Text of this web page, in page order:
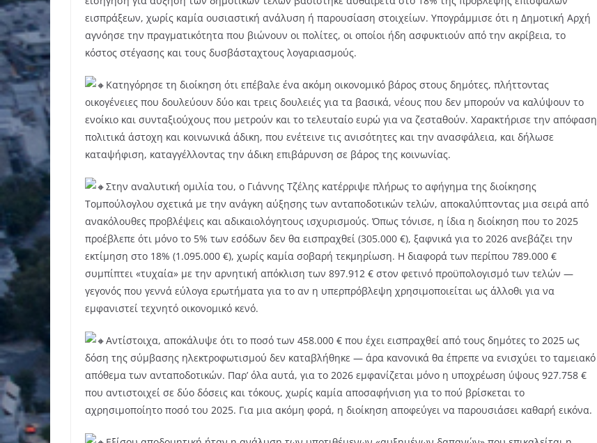
εισπράξεων, χωρίς καμία ουσιαστική ανάλυση ή παρουσίαση στοιχείων. Υπογράμμισε ότι η Δημοτική Αρχή
αγνόησε την πραγματικότητα που βιώνουν οι πολίτες, οι οποίοι ήδη ασφυκτιούν από την ακρίβεια, το
κόστος στέγασης και τους δυσβάσταχτους λογαριασμούς.
Κατηγόρησε τη διοίκηση ότι επέβαλε ένα ακόμη οικονομικό βάρος στους δημότες, πλήττοντας
οικογένειες που δουλεύουν δύο και τρεις δουλειές για τα βασικά, νέους που δεν μπορούν να καλύψουν το
ενοίκιο και συνταξιούχους που μετρούν και το τελευταίο ευρώ για να ζεσταθούν. Χαρακτήρισε την απόφαση
πολιτικά άστοχη και κοινωνικά άδικη, που ενέτεινε τις ανισότητες και την ανασφάλεια, και δήλωσε
καταψήφιση, καταγγέλλοντας την άδικη επιβάρυνση σε βάρος της κοινωνίας.
Στην αναλυτική ομιλία του, ο Γιάννης Τζέλης κατέρριψε πλήρως το αφήγημα της διοίκησης
Τομπούλογλου σχετικά με την ανάγκη αύξησης των ανταποδοτικών τελών, αποκαλύπτοντας μια σειρά από
ανακόλουθες προβλέψεις και αδικαιολόγητους ισχυρισμούς. Όπως τόνισε, η ίδια η διοίκηση που το 2025
προέβλεπε ότι μόνο το 5% των εσόδων δεν θα εισπραχθεί (305.000 €), ξαφνικά για το 2026 ανεβάζει την
εκτίμηση στο 18% (1.095.000 €), χωρίς καμία σοβαρή τεκμηρίωση. Η διαφορά των περίπου 789.000 €
συμπίπτει «τυχαία» με την αρνητική απόκλιση των 897.912 € στον φετινό προϋπολογισμό των τελών —
γεγονός που γεννά εύλογα ερωτήματα για το αν η υπερπρόβλεψη χρησιμοποιείται ως άλλοθι για να
εμφανιστεί τεχνητό οικονομικό κενό.
Αντίστοιχα, αποκάλυψε ότι το ποσό των 458.000 € που έχει εισπραχθεί από τους δημότες το 2025 ως
δόση της σύμβασης ηλεκτροφωτισμού δεν καταβλήθηκε — άρα κανονικά θα έπρεπε να ενισχύει το ταμειακό
απόθεμα των ανταποδοτικών. Παρ’ όλα αυτά, για το 2026 εμφανίζεται μόνο η υποχρέωση ύψους 927.758 €
που αντιστοιχεί σε δύο δόσεις και τόκους, χωρίς καμία αποσαφήνιση για το πού βρίσκεται το
αχρησιμοποίητο ποσό του 2025. Για μια ακόμη φορά, η διοίκηση αποφεύγει να παρουσιάσει καθαρή εικόνα.